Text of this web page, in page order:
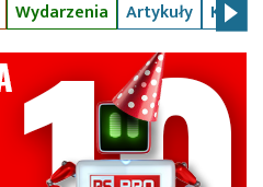
Wydarzenia Artykuły Kursy